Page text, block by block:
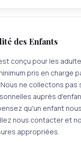
des Enfants
conçu pour les
pris en charge
ne collectons pas
auprès
qu'un enfant
nous contacter et
appropriées.